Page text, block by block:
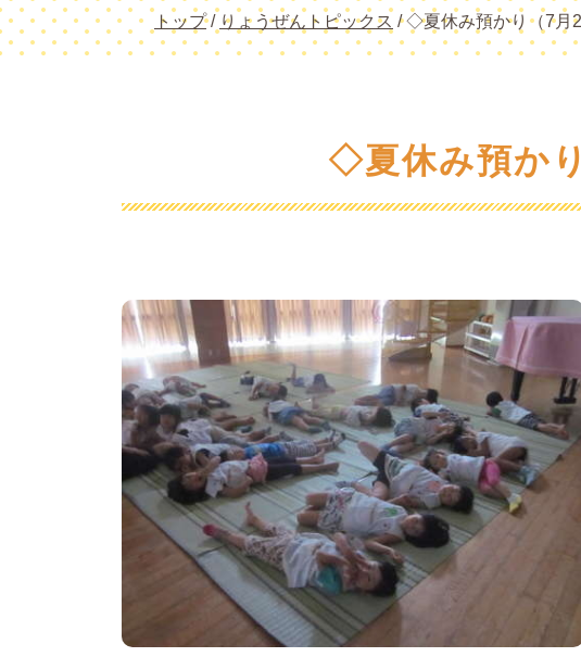
現
在
トップ/ りょうぜんトピックス /◇夏休み預かり（7月
◇夏休み預か